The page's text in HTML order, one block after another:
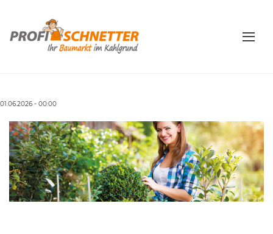
01.06.2026 - 00:00